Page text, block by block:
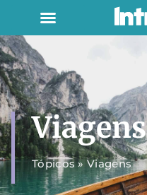
Viagens
Tópicos»Viagens